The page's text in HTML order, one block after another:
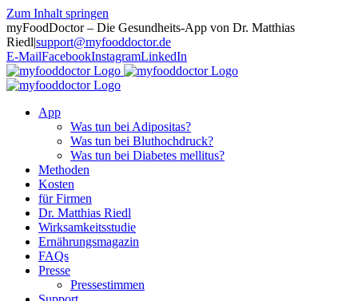
Zum Inhalt springen
myFoodDoctor – Die Gesundheits-App von Dr. Matthias
Riedl|support@myfooddoctor.de
E-MailFacebookInstagramLinkedIn
App
Was tun bei Adipositas?
Was tun bei Bluthochdruck?
Was tun bei Diabetes mellitus?
Methoden
Kosten
für Firmen
Dr. Matthias Riedl
Wirksamkeitsstudie
Ernährungsmagazin
FAQs
Presse
Pressestimmen